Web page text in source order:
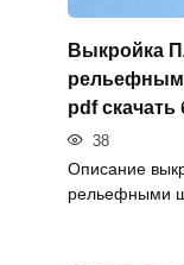
Выкройка
pdf скачать
38
Описание
рельефными